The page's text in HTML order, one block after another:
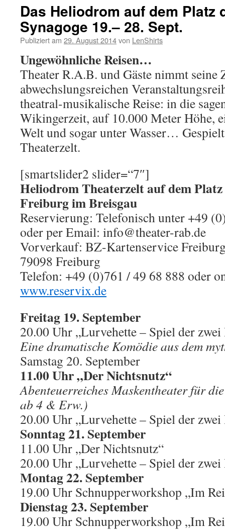
Das Heliodrom auf dem Platz
Synagoge 19.– 28. Sept.
Publiziert am 29. August 2014von LenShirts
Ungewöhnliche Reisen…
Theater R.A.B. und Gäste nimmt seine
abwechslungsreichen
theatral-musikalische Reise: in die
Wikingerzeit, auf 10.000 Meter Höhe,
Welt und sogar unter Wasser…
Theaterzelt.
[smartslider2 slider=“7″]
Heliodrom Theaterzelt auf dem Platz
Freiburg im Breisgau
Reservierung: Telefonisch unter +49
oder per Email: info@theater-rab.de
Vorverkauf: BZ-Kartenservice
79098 Freiburg
Telefon: +49 (0)761 / 49 68 888 oder
www.reservix.de
Freitag 19. September
20.00 Uhr „Lurvehette – Spiel der
Eine dramatische Komödie aus dem
Samstag 20. September
11.00 Uhr „Der Nichtsnutz“
Abenteuerreiches Maskentheater für
ab 4 & Erw.)
20.00 Uhr „Lurvehette – Spiel der
Sonntag 21. September
11.00 Uhr „Der Nichtsnutz“
20.00 Uhr „Lurvehette – Spiel der
Montag 22. September
19.00 Uhr Schnupperworkshop „Im
Dienstag 23. September
19.00 Uhr Schnupperworkshop „Im